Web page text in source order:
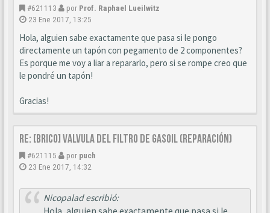
#621113 por Prof. Raphael Lueilwitz
23 Ene 2017, 13:25
Hola, alguien sabe exactamente que pasa si le pongo
directamente un tapón con pegamento de 2 componentes?
Es porque me voy a liar a repararlo, pero si se rompe creo que
le pondré un tapón!
Gracias!
Re: [BRICO] Valvula del filtro de gasoil (reparación)
#621115 por puch
23 Ene 2017, 14:32
Nicopalad escribió: